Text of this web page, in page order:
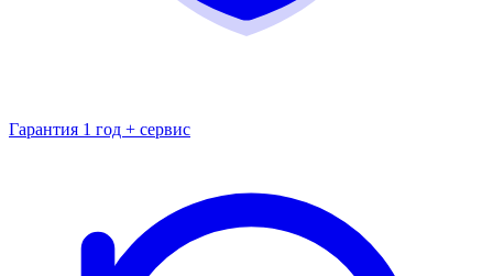
Гарантия 1 год + сервис